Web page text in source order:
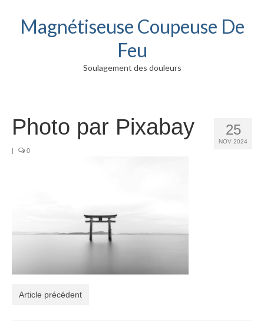
Magnétiseuse Coupeuse De
Feu
Soulagement des douleurs
25
NOV 2024
Photo par Pixabay
| 0
Article précédent